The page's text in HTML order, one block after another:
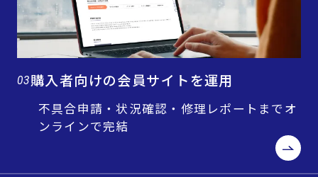
03購入者向けの会員サイトを運用
不具合申請・状況確認・修理レポートまでオ
ンラインで完結